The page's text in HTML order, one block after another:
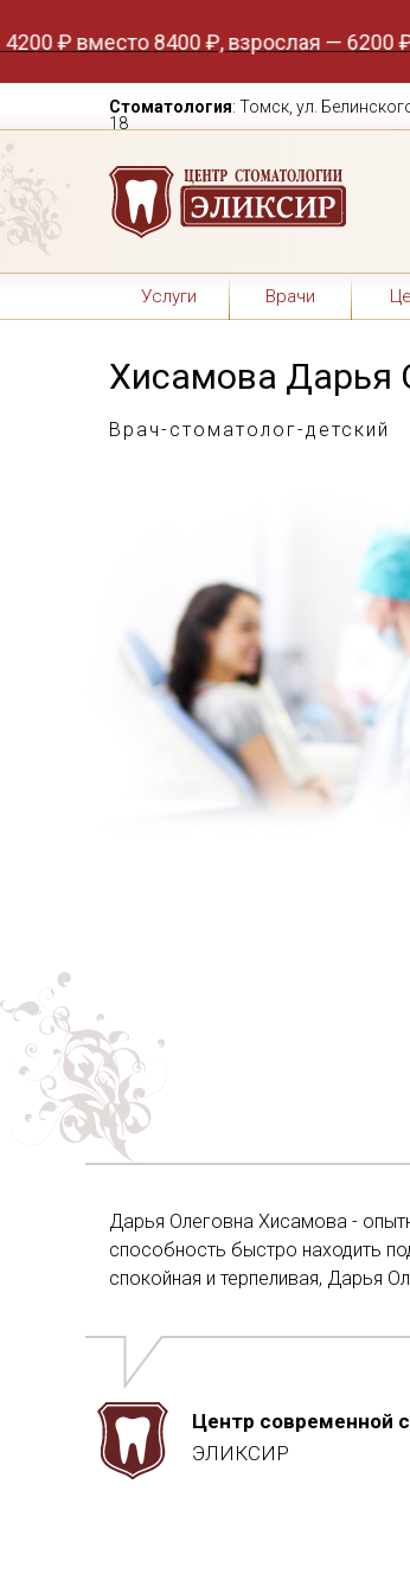
8400 ₽, взрослая — 6200 ₽
Стоматология: Томск, ул.
18
Услуги Врачи
Хисамова Дарья
Врач-стоматолог-детский
Дарья Олеговна Хисамова -
способность быстро находить
спокойная и терпеливая, Дарья
Центр современной
ЭЛИКСИР